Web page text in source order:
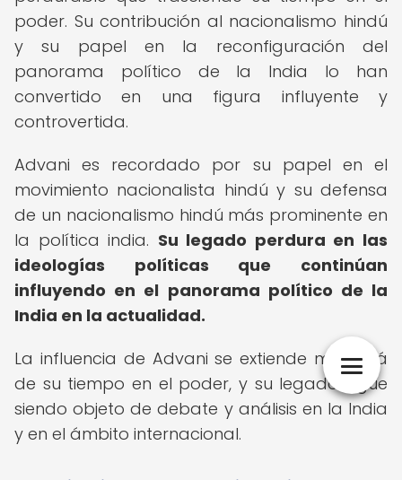
poder. Su contribución al nacionalismo hindú
y su papel en la reconfiguración del
panorama político de la India lo han
convertido en una figura influyente y
controvertida.
Advani es recordado por su papel en el
movimiento nacionalista hindú y su defensa
de un nacionalismo hindú más prominente en
la política india. Su legado perdura en las
ideologías políticas que continúan
influyendo en el panorama político de la
India en la actualidad.
La influencia de Advani se extiende más allá
de su tiempo en el poder, y su legado sigue
siendo objeto de debate y análisis en la India
y en el ámbito internacional.